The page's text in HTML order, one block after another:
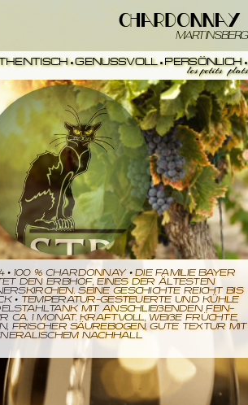
chardonnay
MARTINSBERG
les petits plats
Chardonnay • Die Familie Bayer
eines der ältesten
Seine Geschichte reicht bis
gesteuerte und kühle
mit anschließenden Fein-
Kraftvoll, weiße Früchte,
Säurebogen, gute Textur mit
Nachhall.